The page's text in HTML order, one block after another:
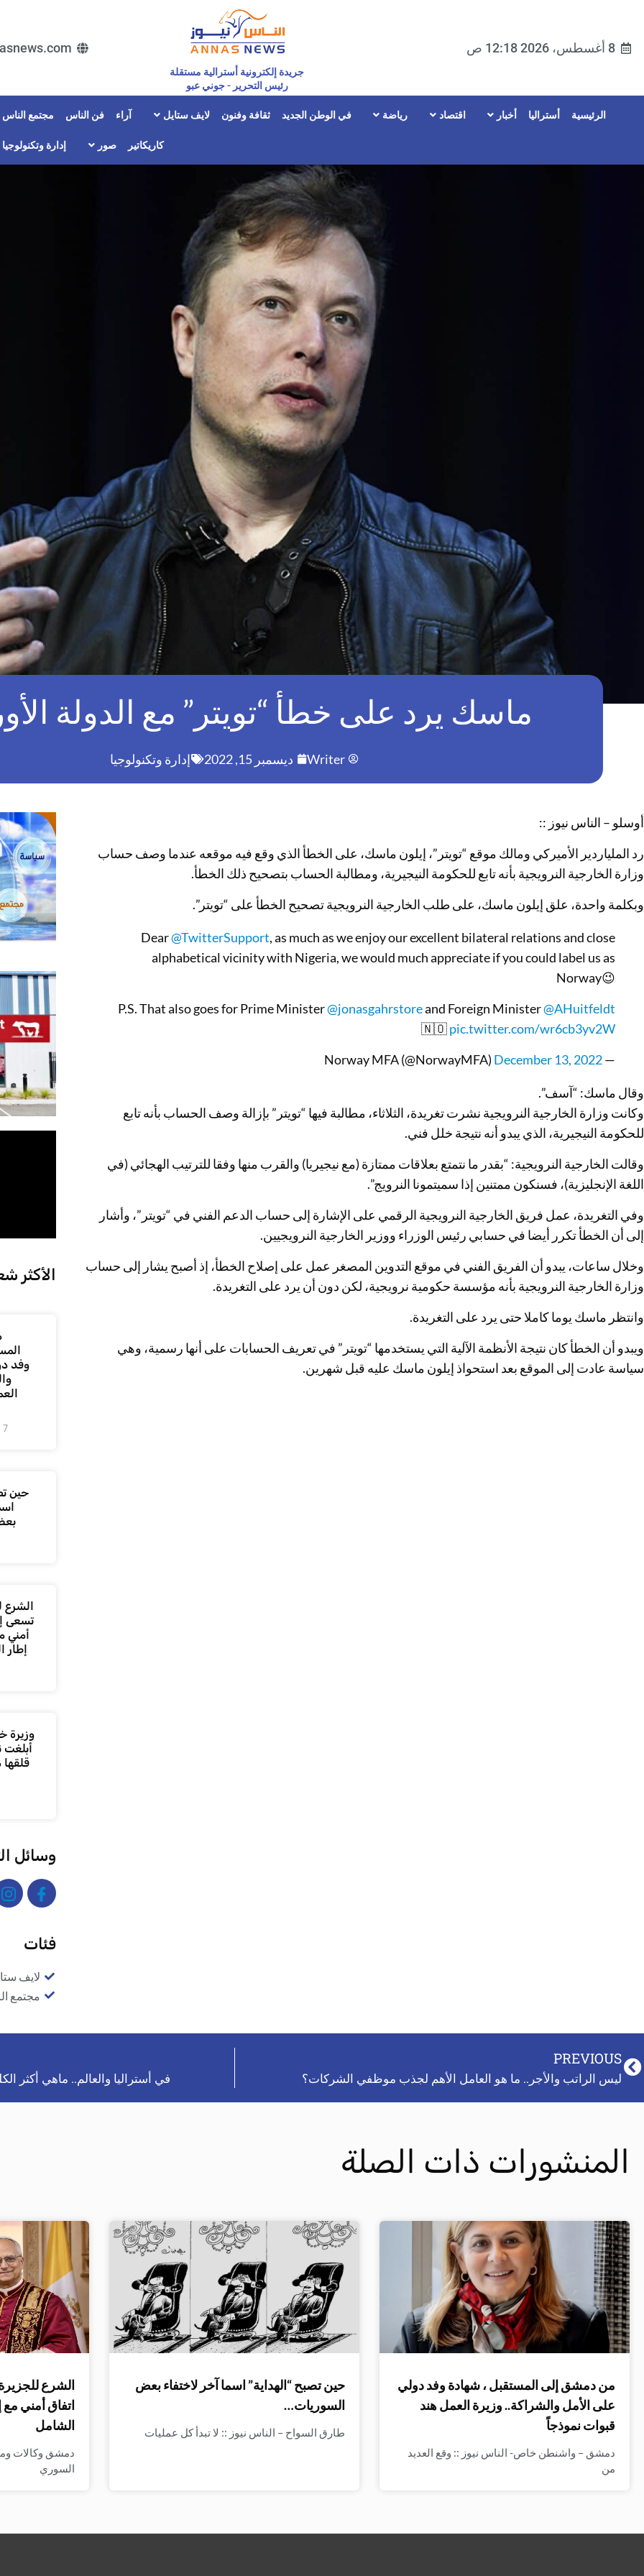
8 أغسطس، 2026 12:18 ص
جريدة إلكترونية أسترالية مستقلة
رئيس التحرير - جوني عبو
الرئيسية أستراليا أخبار اقتصاد رياضة في الوطن الجديد ثقافة وفنون لايف ستايل آراء فن الناس مجتمع الناس
كاريكاتير صور إدارة وتكنولوجيا
ماسك يرد على خطأ “تويتر” مع الدولة
Writer ديسمبر 15, 2022 إدارة وتكنولوجيا
أوسلو – الناس نيوز ::
رد الملياردير الأميركي ومالك موقع “تويتر”، إيلون ماسك، على الخطأ الذي وقع فيه موقعه عندما وصف حساب
وزارة الخارجية النرويجية بأنه تابع للحكومة النيجيرية، ومطالبة الحساب بتصحيح ذلك الخطأ.
وبكلمة واحدة، علق إيلون ماسك، على طلب الخارجية النرويجية تصحيح الخطأ على “تويتر”.
Dear@TwitterSupport, as much as we enjoy our excellent bilateral relations and close
alphabetical vicinity with Nigeria, we would much appreciate if you could label us as
Norway😉
P.S. That also goes for Prime Minister@jonasgahrstoreand Foreign Minister@AHuitfeldt
🇳🇴pic.twitter.com/wr6cb3yv2W
— Norway MFA (@NorwayMFA)
December 13, 2022
وقال ماسك: “آسف”.
وكانت وزارة الخارجية النرويجية نشرت تغريدة، الثلاثاء، مطالبة فيها “تويتر” بإزالة وصف الحساب بأنه تابع
للحكومة النيجيرية، الذي يبدو أنه نتيجة خلل فني.
وقالت الخارجية النرويجية: “بقدر ما نتمتع بعلاقات ممتازة (مع نيجيريا) والقرب منها وفقا للترتيب الهجائي (في
اللغة الإنجليزية)، فسنكون ممتنين إذا سميتمونا النرويج”.
وفي التغريدة، عمل فريق الخارجية النرويجية الرقمي على الإشارة إلى حساب الدعم الفني في “تويتر”، وأشار
إلى أن الخطأ تكرر أيضا في حسابي رئيس الوزراء ووزير الخارجية النرويجيين.
وخلال ساعات، يبدو أن الفريق الفني في موقع التدوين المصغر عمل على إصلاح الخطأ، إذ أصبح يشار إلى حساب
وزارة الخارجية النرويجية بأنه مؤسسة حكومية نرويجية، لكن دون أن يرد على التغريدة.
وانتظر ماسك يوما كاملا حتى يرد على التغريدة.
ويبدو أن الخطأ كان نتيجة الأنظمة الآلية التي يستخدمها “تويتر” في تعريف الحسابات على أنها رسمية، وهي
سياسة عادت إلى الموقع بعد استحواذ إيلون ماسك عليه قبل شهرين.
الأكثر
وفد
7 أغسطس، 2026
حين
الشرع
تسعى
أمني
إطار
وزيرة
أبلغت
وسائل
فئات
لايف
مجتمع
PREVIOUS
ليس الراتب والأجر.. ما هو العامل الأهم لجذب موظفي الشركات؟ في أستراليا والعالم.. ماهي أكثر
المنشورات ذات الصلة
من دمشق إلى المستقبل ، شهادة وفد دولي
على الأمل والشراكة.. وزيرة العمل هند
قبوات نموذجاً
دمشق – واشنطن خاص- الناس نيوز :: وقع العديد
من
حين تصبح “الهداية” اسما آخر لاختفاء بعض
السوريات…
طارق السواح – الناس نيوز :: لا تبدأ كل عمليات
الشرع
اتفاق أمني
الشامل
دمشق وكالات
السوري